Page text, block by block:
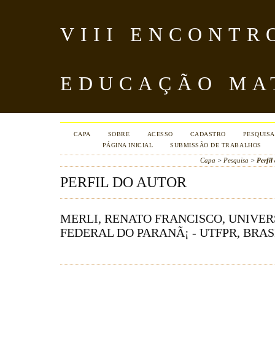
VIII
EDUCAÇÃO
CAPA SOBRE ACESSO CADASTRO
PESQUISA
PÁGINA INICIAL
SUBMISSÃO DE TRABALHOS
Capa > Pesquisa > Perfil
PERFIL DO AUTOR
MERLI, RENATO FRANCISCO,
FEDERAL DO PARANÃ¡ - UTFPR,